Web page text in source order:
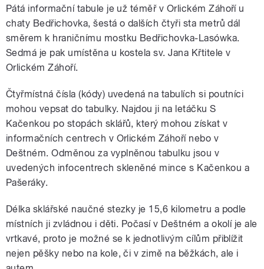
Pátá informační tabule je už téměř v Orlickém Záhoří u
chaty Bedřichovka, šestá o dalších čtyři sta metrů dál
směrem k hraničnímu mostku Bedřichovka-Lasówka.
Sedmá je pak umístěna u kostela sv. Jana Křtitele v
Orlickém Záhoří.
Čtyřmístná čísla (kódy) uvedená na tabulích si poutníci
mohou vepsat do tabulky. Najdou ji na letáčku S
Kačenkou po stopách sklářů, který mohou získat v
informačních centrech v Orlickém Záhoří nebo v
Deštném. Odměnou za vyplněnou tabulku jsou v
uvedených infocentrech skleněné mince s Kačenkou a
Pašeráky.
Délka sklářské naučné stezky je 15,6 kilometru a podle
místních ji zvládnou i děti. Počasí v Deštném a okolí je ale
vrtkavé, proto je možné se k jednotlivým cílům přiblížit
nejen pěšky nebo na kole, či v zimě na běžkách, ale i